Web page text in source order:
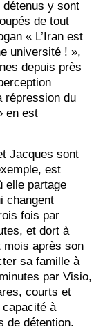
y sont
de tout
« L’Iran est
université ! »,
depuis près
répression du
en est
Jacques sont
est
elle partage
changent
fois par
et dort à
mois après son
sa famille à
par Visio,
courts et
à
de détention.